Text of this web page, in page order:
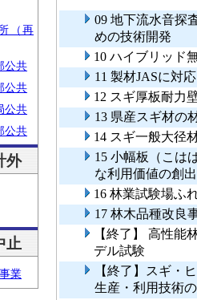
（再
公共
公共
公共
公共
外
止
業
09 地下流水音探
めの技術開発
10 ハイブリッド
11 製材JASに対
12 スギ厚板耐力
13 県産スギ材の
14 スギ一般大径
15 小幅板（こは
な利用価値の創出
16 林業試験場ふ
17 林木品種改良
【終了】 高性能
デル試験
【終了】スギ・
生産・利用技術